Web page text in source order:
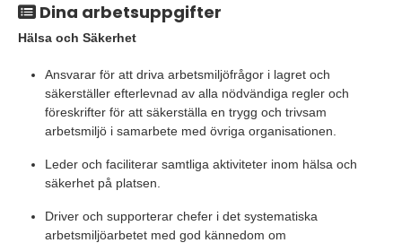
Dina arbetsuppgifter
Hälsa och Säkerhet
Ansvarar för att driva arbetsmiljöfrågor i lagret och
säkerställer efterlevnad av alla nödvändiga regler och
föreskrifter för att säkerställa en trygg och trivsam
arbetsmiljö i samarbete med övriga organisationen.
Leder och faciliterar samtliga aktiviteter inom hälsa och
säkerhet på platsen.
Driver och supporterar chefer i det systematiska
arbetsmiljöarbetet med god kännedom om